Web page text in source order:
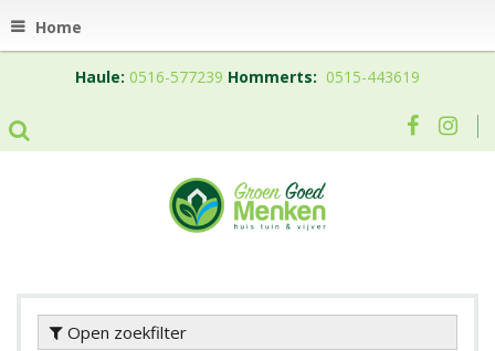
Home
Haule: 0516-577239 Hommerts: 0515-443619
Open zoekfilter